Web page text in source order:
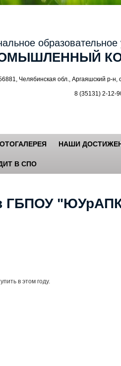
образовательное
Челябинская обл., Аргаяшский р-н,
8 (35131) 2-12-
НАШИ
В СПО
ГБПОУ
в этом году.